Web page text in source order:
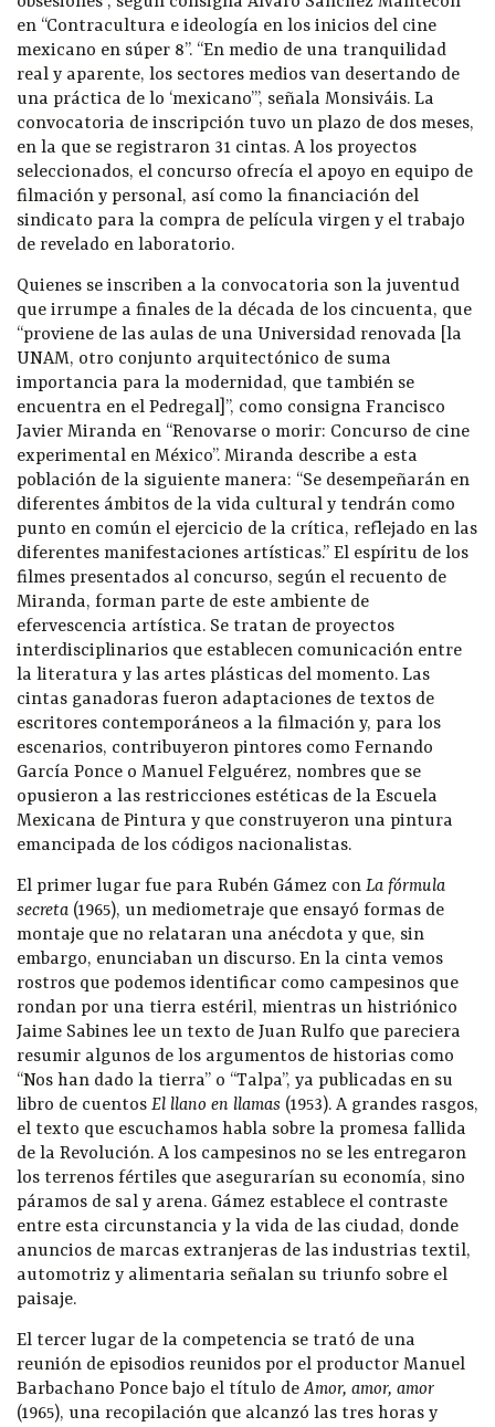
en “Contracultura e ideología en los inicios del cine
mexicano en súper 8”. “En medio de una tranquilidad
real y aparente, los sectores medios van desertando de
una práctica de lo ‘mexicano’”, señala Monsiváis. La
convocatoria de inscripción tuvo un plazo de dos meses,
en la que se registraron 31 cintas. A los proyectos
seleccionados, el concurso ofrecía el apoyo en equipo de
filmación y personal, así como la financiación del
sindicato para la compra de película virgen y el trabajo
de revelado en laboratorio.
Quienes se inscriben a la convocatoria son la juventud
que irrumpe a finales de la década de los cincuenta, que
“proviene de las aulas de una Universidad renovada [la
UNAM, otro conjunto arquitectónico de suma
importancia para la modernidad, que también se
encuentra en el Pedregal]”, como consigna Francisco
Javier Miranda en “Renovarse o morir: Concurso de cine
experimental en México”. Miranda describe a esta
población de la siguiente manera: “Se desempeñarán en
diferentes ámbitos de la vida cultural y tendrán como
punto en común el ejercicio de la crítica, reflejado en las
diferentes manifestaciones artísticas.” El espíritu de los
filmes presentados al concurso, según el recuento de
Miranda, forman parte de este ambiente de
efervescencia artística. Se tratan de proyectos
interdisciplinarios que establecen comunicación entre
la literatura y las artes plásticas del momento. Las
cintas ganadoras fueron adaptaciones de textos de
escritores contemporáneos a la filmación y, para los
escenarios, contribuyeron pintores como Fernando
García Ponce o Manuel Felguérez, nombres que se
opusieron a las restricciones estéticas de la Escuela
Mexicana de Pintura y que construyeron una pintura
emancipada de los códigos nacionalistas.
El primer lugar fue para Rubén Gámez con La fórmula
secreta (1965), un mediometraje que ensayó formas de
montaje que no relataran una anécdota y que, sin
embargo, enunciaban un discurso. En la cinta vemos
rostros que podemos identificar como campesinos que
rondan por una tierra estéril, mientras un histriónico
Jaime Sabines lee un texto de Juan Rulfo que pareciera
resumir algunos de los argumentos de historias como
“Nos han dado la tierra” o “Talpa”, ya publicadas en su
libro de cuentos El llano en llamas (1953). A grandes rasgos,
el texto que escuchamos habla sobre la promesa fallida
de la Revolución. A los campesinos no se les entregaron
los terrenos fértiles que asegurarían su economía, sino
páramos de sal y arena. Gámez establece el contraste
entre esta circunstancia y la vida de las ciudad, donde
anuncios de marcas extranjeras de las industrias textil,
automotriz y alimentaria señalan su triunfo sobre el
paisaje.
El tercer lugar de la competencia se trató de una
reunión de episodios reunidos por el productor Manuel
Barbachano Ponce bajo el título deAmor, amor, amor
(1965), una recopilación que alcanzó las tres horas y